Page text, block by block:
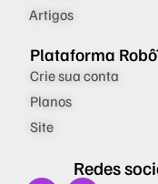
Artigos
Plataforma
Crie sua conta
Planos
Site
Redes